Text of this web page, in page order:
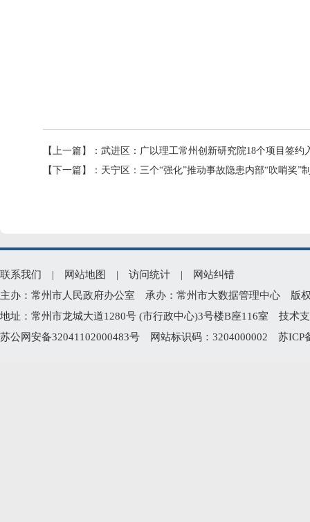
【上一篇】： 武进区：广以理工常州创新研究院18个项目签约
【下一篇】： 天宁区：三个“强化”推动事故隐患内部“吹哨奖”
联系我们 | 网站地图 | 访问统计 |
网站纠错
主办：常州市人民政府办公室 承办：常州市大数据管理中心 版
地址：常州市龙城大道1280号 (市行政中心)3号楼B座116室 技术
苏公网安备32041102000483号 网站标识码：3204000002 苏ICP